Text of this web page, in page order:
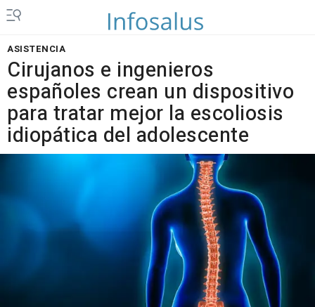
ASISTENCIA
Cirujanos e ingenieros
españoles crean un dispositivo
para tratar mejor la escoliosis
idiopática del adolescente